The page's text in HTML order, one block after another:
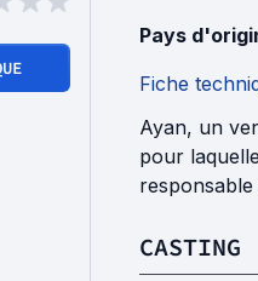
Pays
Fiche
Ayan, un
pour
CASTING